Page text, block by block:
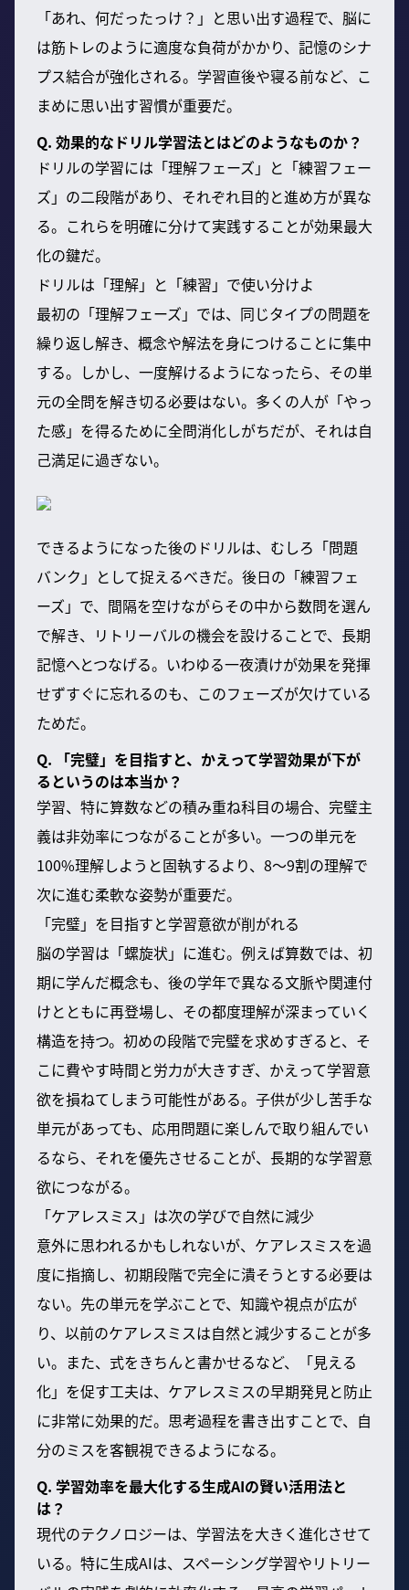
「あれ、何だったっけ？」と思い出す過程で、脳に
は筋トレのように適度な負荷がかかり、記憶のシナ
プス結合が強化される。学習直後や寝る前など、こ
まめに思い出す習慣が重要だ。
Q. 効果的なドリル学習法とはどのようなものか？
ドリルの学習には「理解フェーズ」と「練習フェー
ズ」の二段階があり、それぞれ目的と進め方が異な
る。これらを明確に分けて実践することが効果最大
化の鍵だ。
ドリルは「理解」と「練習」で使い分けよ
最初の「理解フェーズ」では、同じタイプの問題を
繰り返し解き、概念や解法を身につけることに集中
する。しかし、一度解けるようになったら、その単
元の全問を解き切る必要はない。多くの人が「やっ
た感」を得るために全問消化しがちだが、それは自
己満足に過ぎない。
できるようになった後のドリルは、むしろ「問題
バンク」として捉えるべきだ。後日の「練習フェ
ーズ」で、間隔を空けながらその中から数問を選ん
で解き、リトリーバルの機会を設けることで、長期
記憶へとつなげる。いわゆる一夜漬けが効果を発揮
せずすぐに忘れるのも、このフェーズが欠けている
ためだ。
Q. 「完璧」を目指すと、かえって学習効果が下が
るというのは本当か？
学習、特に算数などの積み重ね科目の場合、完璧主
義は非効率につながることが多い。一つの単元を
100%理解しようと固執するより、8～9割の理解で
次に進む柔軟な姿勢が重要だ。
「完璧」を目指すと学習意欲が削がれる
脳の学習は「螺旋状」に進む。例えば算数では、初
期に学んだ概念も、後の学年で異なる文脈や関連付
けとともに再登場し、その都度理解が深まっていく
構造を持つ。初めの段階で完璧を求めすぎると、そ
こに費やす時間と労力が大きすぎ、かえって学習意
欲を損ねてしまう可能性がある。子供が少し苦手な
単元があっても、応用問題に楽しんで取り組んでい
るなら、それを優先させることが、長期的な学習意
欲につながる。
「ケアレスミス」は次の学びで自然に減少
意外に思われるかもしれないが、ケアレスミスを過
度に指摘し、初期段階で完全に潰そうとする必要は
ない。先の単元を学ぶことで、知識や視点が広が
り、以前のケアレスミスは自然と減少することが多
い。また、式をきちんと書かせるなど、「見える
化」を促す工夫は、ケアレスミスの早期発見と防止
に非常に効果的だ。思考過程を書き出すことで、自
分のミスを客観視できるようになる。
Q. 学習効率を最大化する生成AIの賢い活用法と
は？
現代のテクノロジーは、学習法を大きく進化させて
いる。特に生成AIは、スペーシング学習やリトリー